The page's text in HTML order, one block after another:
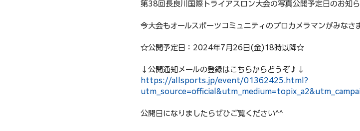
第38回長良川国際トライアスロン大会の写真公開予定日のお知ら
今大会もオールスポーツコミュニティのプロカメラマンがみなさ
☆公開予定日：2024年7月26日(金)18時以降☆
↓公開通知メールの登録はこちらからどうぞ♪↓
https://allsports.jp/event/01362425.html?
公開日になりましたらぜひご覧ください^^